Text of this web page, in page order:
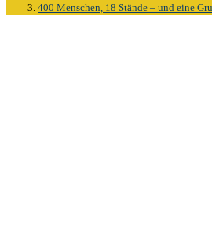
400 Menschen, 18 Stände – und eine